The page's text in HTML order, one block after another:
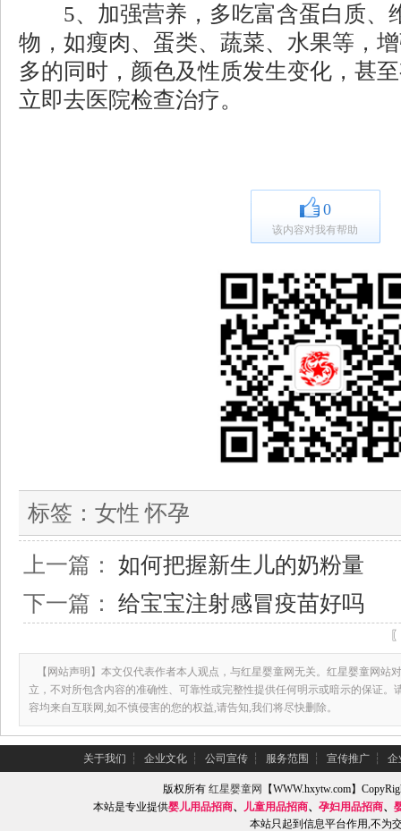
5、加强营养，多吃富含蛋白质、
物，如瘦肉、蛋类、蔬菜、水果等，
多的同时，颜色及性质发生变化，甚
立即去医院检查治疗。
0
该内容对我有帮助
标签： 女性 怀孕
上一篇： 如何把握新生儿的奶粉量
下一篇： 给宝宝注射感冒疫苗好吗
【网站声明】本文仅代表作者本人观点，与红星婴童网无关。红星婴童网站
立，不对所包含内容的准确性、可靠性或完整性提供任何明示或暗示的保证。
容均来自互联网,如不慎侵害的您的权益,请告知,我们将尽快删除。
关于我们 ┆ 企业文化 ┆ 公司宣传 ┆ 服务范围 ┆ 宣传推广 ┆ 企
版权所有红星婴童网
【WWW.hxytw.com】
本站是专业提供婴儿用品招商、 儿童用品招商、 孕妇用品招商、
本站只起到信息平台作用,不为